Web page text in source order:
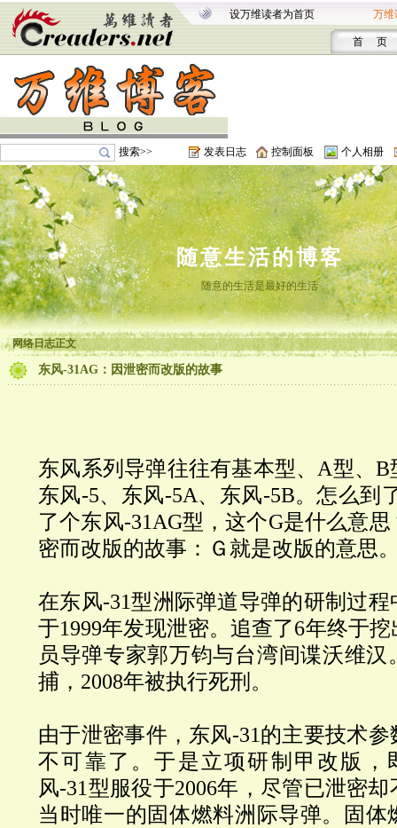
设万维读者为首页 万维
首 页
搜索>> 发表日志 控制面板 个人相册
随意生活的博客
随意的生活是最好的生活
网络日志正文
东风-31AG：因泄密而改版的故事
东风系列导弹往往有基本型、A型、
东风-5、东风-5A、东风-5B。怎么到
了个东风-31AG型，这个G是什么意
密而改版的故事：Ｇ就是改版的意思
在东风-31型洲际弹道导弹的研制过
于1999年发现泄密。追查了6年终于
员导弹专家郭万钧与台湾间谍沃维汉
捕，2008年被执行死刑。
由于泄密事件，东风-31的主要技术
不可靠了。于是立项研制甲改版，
风-31型服役于2006年，尽管已泄密
当时唯一的固体燃料洲际导弹。固体